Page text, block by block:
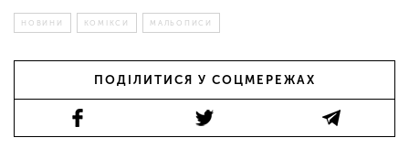
НОВИНИ КОМІКСИ МАЛЬОПИСИ
ПОДІЛИТИСЯ У СОЦМЕРЕЖАХ